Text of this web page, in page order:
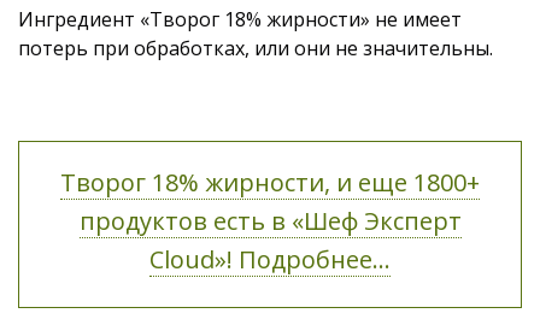
Ингредиент «Творог 18% жирности» не имеет
потерь при обработках, или они не значительны.
Творог 18% жирности, и еще 1800+
продуктов есть в «Шеф Эксперт
Cloud»! Подробнее...